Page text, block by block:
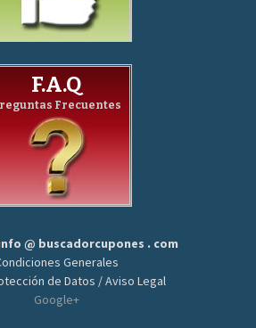
F.A.Q
Frecuentes
@ buscadorcupones . com
Generales
de Datos / Aviso Legal
Google+